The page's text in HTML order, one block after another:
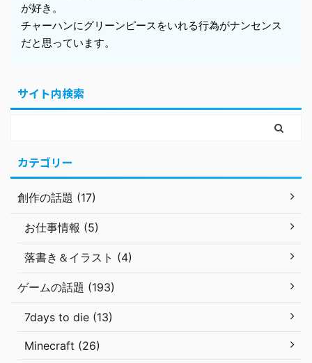
が好き。
チャーハンにグリーンピースをいれる行為がナンセンス
だと思っています。
サイト内検索
カテゴリー
創作の話題 (17)
お仕事情報 (5)
落書き＆イラスト (4)
ゲームの話題 (193)
7days to die (13)
Minecraft (26)